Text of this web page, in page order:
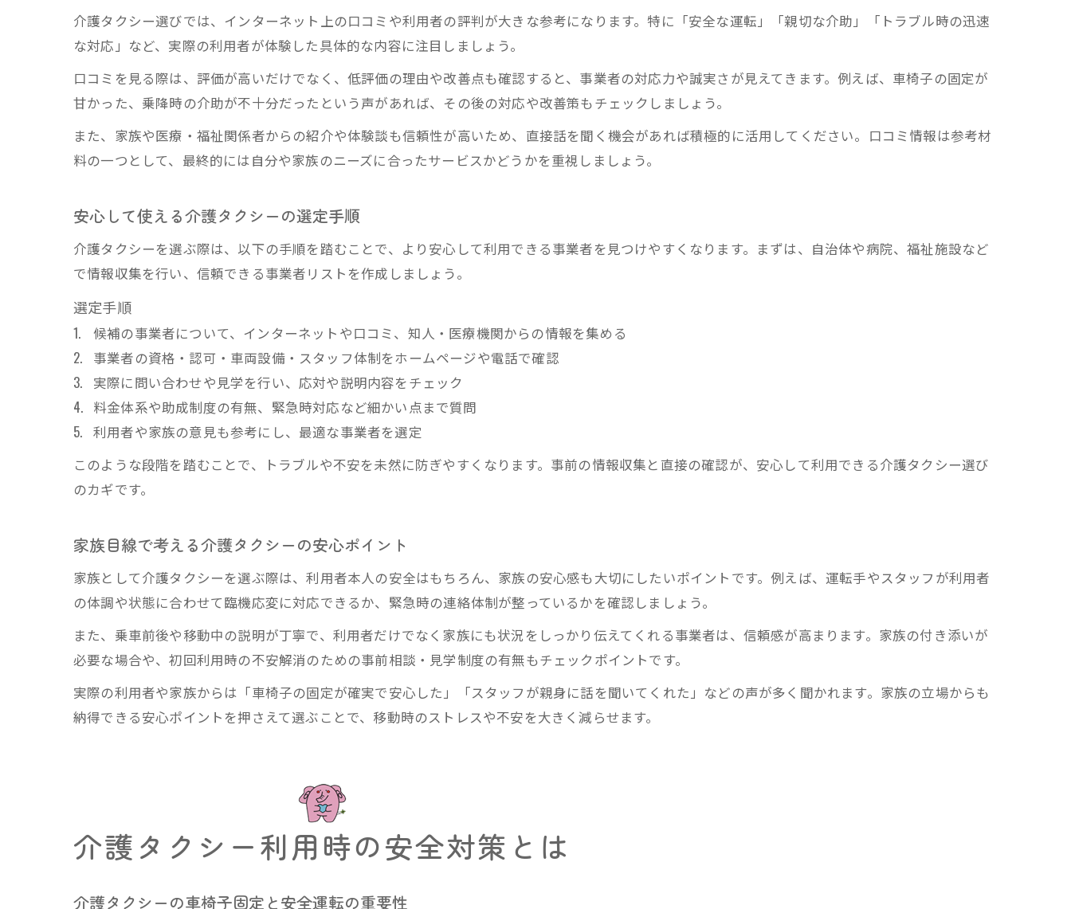
障害者手帳が使える介護タクシーの利用条件
制度改正に伴う介護タクシーの安全性向上策
料金や助成の観点で見る安心ポイント
介護タクシーと福祉タクシーの料金の違い
料金助成制度を活用した介護タクシーの選択肢
介護タクシー料金の仕組みと注意点を解説
介護タクシー選びでは、インターネット上の口コミや利用者の評判が大きな参考になります。特に「安全な運転」「親切な介助」「トラブル時の迅速
な対応」など、実際の利用者が体験した具体的な内容に注目しましょう。
口コミを見る際は、評価が高いだけでなく、低評価の理由や改善点も確認すると、事業者の対応力や誠実さが見えてきます。例えば、車椅子の固定が
甘かった、乗降時の介助が不十分だったという声があれば、その後の対応や改善策もチェックしましょう。
また、家族や医療・福祉関係者からの紹介や体験談も信頼性が高いため、直接話を聞く機会があれば積極的に活用してください。口コミ情報は参考材
料の一つとして、最終的には自分や家族のニーズに合ったサービスかどうかを重視しましょう。
安心して使える介護タクシーの選定手順
介護タクシーを選ぶ際は、以下の手順を踏むことで、より安心して利用できる事業者を見つけやすくなります。まずは、自治体や病院、福祉施設など
で情報収集を行い、信頼できる事業者リストを作成しましょう。
選定手順
候補の事業者について、インターネットや口コミ、知人・医療機関からの情報を集める
事業者の資格・認可・車両設備・スタッフ体制をホームページや電話で確認
実際に問い合わせや見学を行い、応対や説明内容をチェック
料金体系や助成制度の有無、緊急時対応など細かい点まで質問
利用者や家族の意見も参考にし、最適な事業者を選定
このような段階を踏むことで、トラブルや不安を未然に防ぎやすくなります。事前の情報収集と直接の確認が、安心して利用できる介護タクシー選び
のカギです。
家族目線で考える介護タクシーの安心ポイント
家族として介護タクシーを選ぶ際は、利用者本人の安全はもちろん、家族の安心感も大切にしたいポイントです。例えば、運転手やスタッフが利用者
の体調や状態に合わせて臨機応変に対応できるか、緊急時の連絡体制が整っているかを確認しましょう。
また、乗車前後や移動中の説明が丁寧で、利用者だけでなく家族にも状況をしっかり伝えてくれる事業者は、信頼感が高まります。家族の付き添いが
必要な場合や、初回利用時の不安解消のための事前相談・見学制度の有無もチェックポイントです。
実際の利用者や家族からは「車椅子の固定が確実で安心した」「スタッフが親身に話を聞いてくれた」などの声が多く聞かれます。家族の立場からも
納得できる安心ポイントを押さえて選ぶことで、移動時のストレスや不安を大きく減らせます。
介護タクシー利用時の安全対策とは
介護タクシーの車椅子固定と安全運転の重要性
お問い合わせはこちら
お問い合わせはこちら